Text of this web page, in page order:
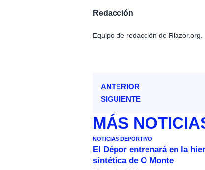
Redacción
Equipo de redacción de Riazor.org.
ANTERIOR
SIGUIENTE
MÁS
NOTICIAS DEPORTIVO
El Dépor entrenará en la
sintética de O Monte